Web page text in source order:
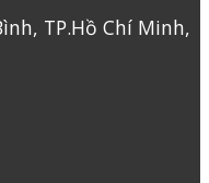
TP.Hồ Chí Minh,